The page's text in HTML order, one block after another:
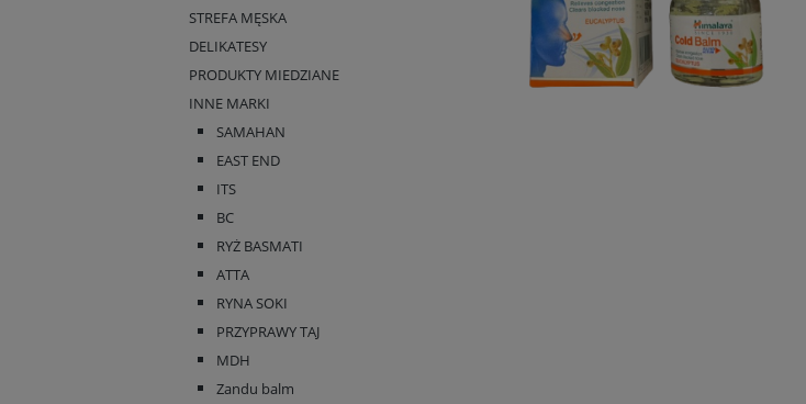
STREFA MĘSKA
DELIKATESY
PRODUKTY MIEDZIANE
INNE MARKI
SAMAHAN
EAST END
ITS
BC
RYŻ BASMATI
ATTA
RYNA SOKI
PRZYPRAWY TAJ
MDH
Zandu balm